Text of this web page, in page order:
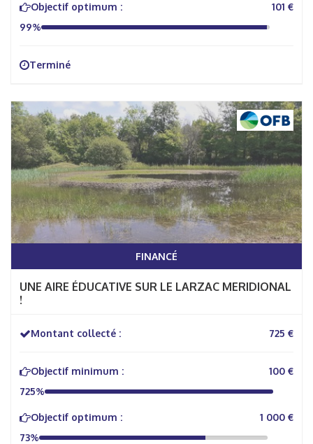
Objectif optimum :
101 €
99%
Terminé
FINANCÉ
UNE AIRE ÉDUCATIVE SUR LE LARZAC MERIDIONAL
!
Montant collecté : 725 €
Objectif minimum :
100 €
725%
Objectif optimum :
1 000 €
73%